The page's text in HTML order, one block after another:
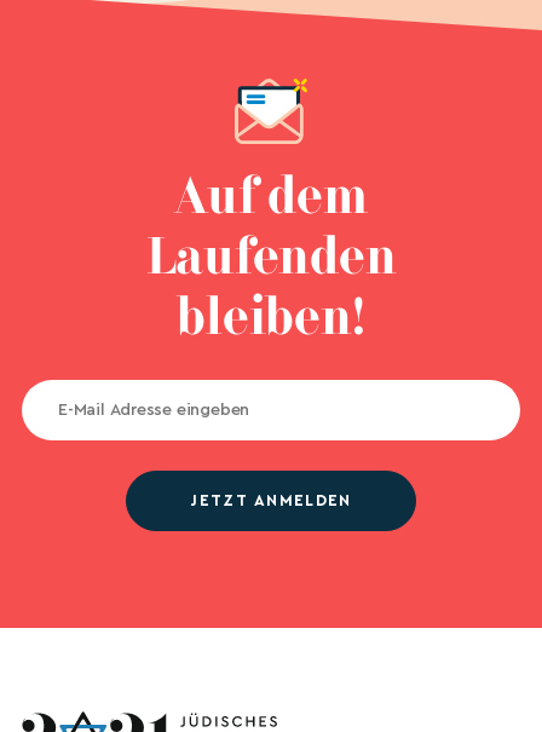
Auf dem
Laufenden
bleiben!
JETZT ANMELDEN